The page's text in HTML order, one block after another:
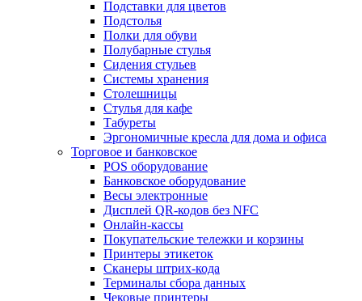
Подставки для цветов
Подстолья
Полки для обуви
Полубарные стулья
Сидения стульев
Системы хранения
Столешницы
Стулья для кафе
Табуреты
Эргономичные кресла для дома и офиса
Торговое и банковское
POS оборудование
Банковское оборудование
Весы электронные
Дисплей QR-кодов без NFC
Онлайн-кассы
Покупательские тележки и корзины
Принтеры этикеток
Сканеры штрих-кода
Терминалы сбора данных
Чековые принтеры